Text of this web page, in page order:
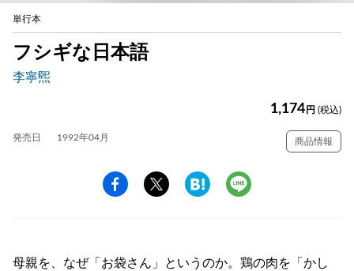
単行本
フシギな日本語
李寧煕
1,174 円 (税込)
発売日 1992年04月 商品情報
母親を、なぜ「お袋さん」というのか。鶏の肉を「かし